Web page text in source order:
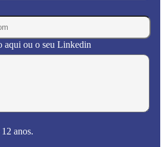
aqui ou o seu Linkedin
anos.